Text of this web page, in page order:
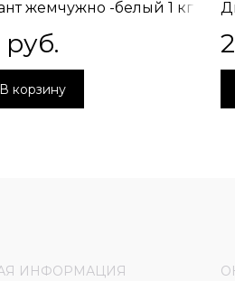
жемчужно -белый 1 кг
руб.
В корзину
ИНФОРМАЦИЯ